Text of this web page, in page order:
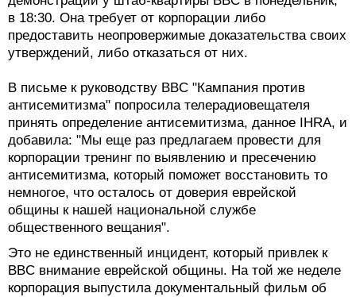
в 18:30. Она требует от корпорации либо
предоставить неопровержимые доказательства своих
утверждений, либо отказаться от них.
В письме к руководству BBC "Кампания против
антисемитизма" попросила телерадиовещателя
принять определение антисемитизма, данное IHRA, и
добавила: "Мы еще раз предлагаем провести для
корпорации тренинг по выявлению и пресечению
антисемитизма, который поможет восстановить то
немногое, что осталось от доверия еврейской
общины к нашей национальной службе
общественного вещания".
Это не единственный инцидент, который привлек к
BBC внимание еврейской общины. На той же неделе
корпорация выпустила документальный фильм об